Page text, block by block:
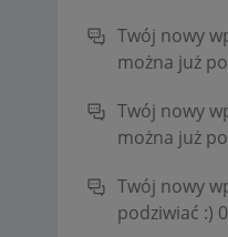
Twój nowy
można już
Twój nowy
można już
Twój nowy
podziwiać :)